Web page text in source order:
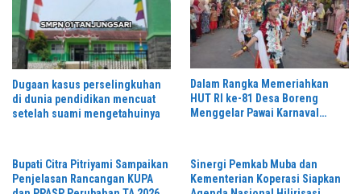
Dugaan kasus perselingkuhan
di dunia pendidikan mencuat
setelah suami mengetahuinya
Dalam Rangka Memeriahkan
HUT RI ke-81 Desa Boreng
Menggelar Pawai Karnaval
Bupati Citra Pitriyami Sampaikan
Penjelasan Rancangan KUPA
Sinergi Pemkab Muba dan
Kementerian Koperasi Siapkan